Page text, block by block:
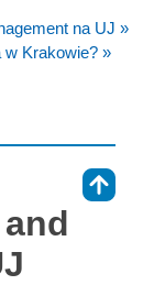
na UJ »
Krakowie? »